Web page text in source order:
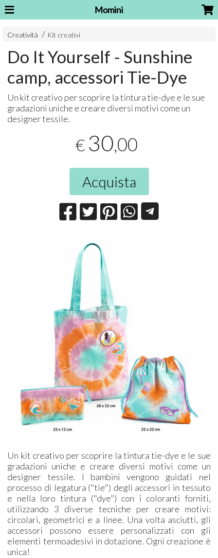
Momini
Creatività Kit creativi
Do It Yourself - Sunshine
camp, accessori Tie-Dye
Un kit creativo per scoprire la tintura tie-dye e le sue
gradazioni uniche e creare diversi motivi come un
designer tessile.
€ 30,00
Acquista
Un kit creativo per scoprire la tintura tie-dye e le sue
gradazioni uniche e creare diversi motivi come un
designer tessile. I bambini vengono guidati nel
processo di legatura ("tie") degli accessori in tessuto
e nella loro tintura ("dye") con i coloranti forniti,
utilizzando 3 diverse tecniche per creare motivi:
circolari, geometrici e a linee. Una volta asciutti, gli
accessori possono essere personalizzati con gli
elementi termoadesivi in dotazione. Ogni creazione è
unica!